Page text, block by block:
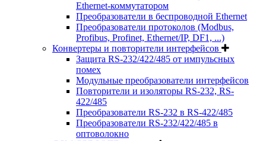
Ethernet-коммутатором
Преобразователи в беспроводной Ethernet
Преобразователи протоколов (Modbus,
Profibus, Profinet, Ethernet/IP, DF1, ...)
Конвертеры и повторители интерфейсов
Защита RS-232/422/485 от импульсных
помех
Модульные преобразователи интерфейсов
Повторители и изоляторы RS-232, RS-
422/485
Преобразователи RS-232 в RS-422/485
Преобразователи RS-232/422/485 в
оптоволокно